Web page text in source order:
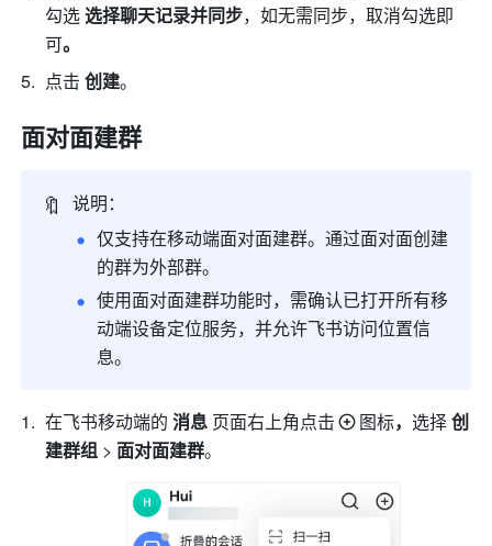
勾选 选择聊天记录并同步，如无需同步，取消勾选即
可。
点击 创建。
面对面建群
🔖
说明：
仅支持在移动端面对面建群。通过面对面创建
的群为外部群。
使用面对面建群功能时，需确认已打开所有移
动端设备定位服务，并允许飞书访问位置信
息。
在飞书移动端的 消息 页面右上角点击 图标，选择 创
建群组 > 面对面建群。